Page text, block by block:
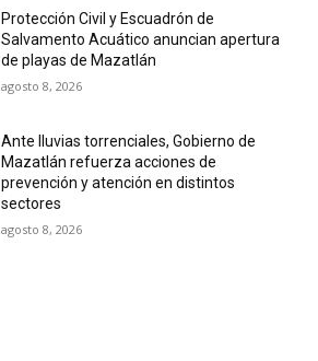
Protección Civil y Escuadrón de
Salvamento Acuático anuncian apertura
de playas de Mazatlán
agosto 8, 2026
Ante lluvias torrenciales, Gobierno de
Mazatlán refuerza acciones de
prevención y atención en distintos
sectores
agosto 8, 2026